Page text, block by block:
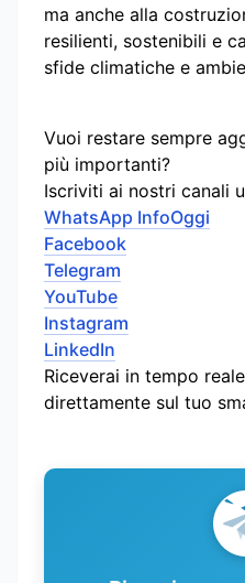
ma anche alla
resilienti, sostenibili e
sfide climatiche e
Vuoi restare sempre
più importanti?
Iscriviti ai nostri canali
WhatsApp InfoOggi
Facebook
Telegram
YouTube
Instagram
LinkedIn
Riceverai in tempo
direttamente sul tuo